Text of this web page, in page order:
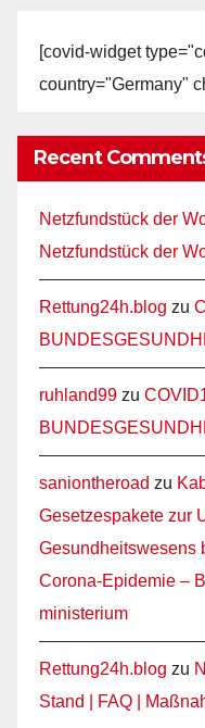
[covid-widget
country="Germany"
Recent
Netzfundstück der
Netzfundstück der
Rettung24h.blog zu
ruhland99 zu
saniontheroad zu
Gesetzespakete zur
Gesundheitswesens
Corona-Epidemie –
ministerium
Rettung24h.blog zu
Stand | FAQ |